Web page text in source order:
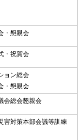
・懇親会
・祝賀会
ョン総会
・懇親会
会総会懇親会
害対策本部会議等訓練